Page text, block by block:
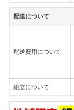
配送について
配送費用について
組立について